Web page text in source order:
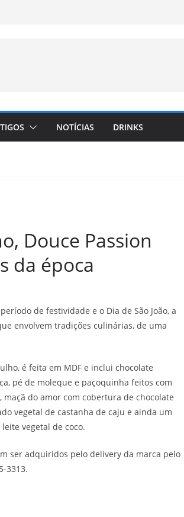
NOTÍCIAS DRINKS
Douce Passion
da época
de festividade e o Dia de São João, a
envolvem tradições culinárias, de uma
é feita em MDF e inclui chocolate
pé de moleque e paçoquinha feitos com
do amor com cobertura de chocolate
vegetal de castanha de caju e ainda um
vegetal de coco.
ser adquiridos pelo delivery da marca pelo
3313.